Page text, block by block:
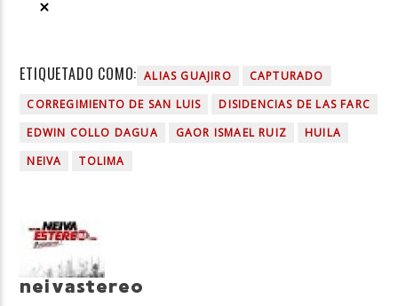
ETIQUETADO COMO: ALIAS GUAJIRO
CAPTURADO
CORREGIMIENTO DE SAN LUIS
DISIDENCIAS DE LAS FARC
EDWIN COLLO DAGUA
GAOR ISMAEL RUIZ
HUILA
NEIVA
TOLIMA
neivastereo